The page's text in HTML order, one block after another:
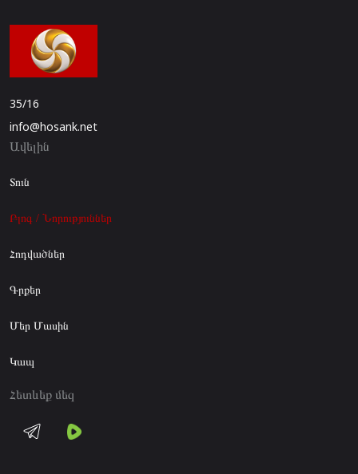
35/16
info@hosank.net
Ավելին
Տուն
Բլոգ / Նորություններ
Հոդվածներ
Գրքեր
Մեր Մասին
Կապ
Հետևեք մեզ